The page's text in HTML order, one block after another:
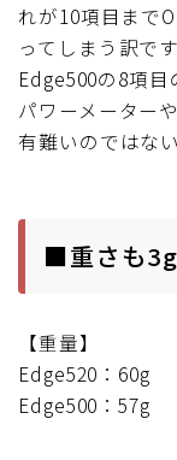
れが10項目まで
ってしまう訳で
Edge500の8項
パワーメーター
有難いのではな
■重さも
【重量】
Edge520：60g
Edge500：57g